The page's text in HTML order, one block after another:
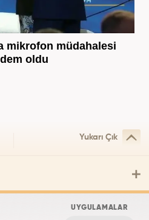
mikrofon müdahalesi
oldu
Yukarı Çık
UYGULAMALAR